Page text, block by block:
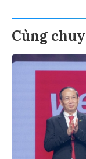
Cùng